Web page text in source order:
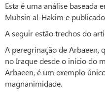
Esta é uma análise baseada
Muhsin al-Hakim e
A seguir estão trechos do
A peregrinação de Arbaeen,
no Iraque desde o início do
Arbaeen, é um exemplo
magnanimidade.